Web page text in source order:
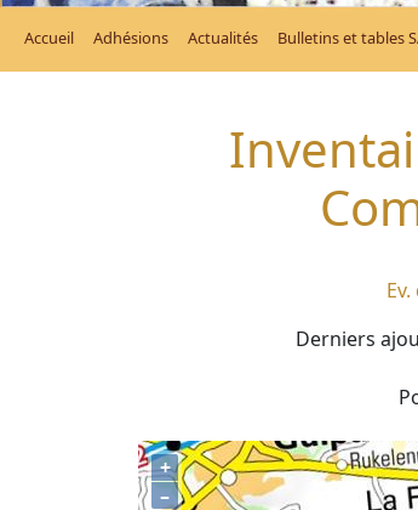
Accueil Adhésions Actualités Bulletins et tables
Derniers
+
–